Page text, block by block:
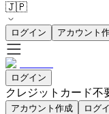
🇯🇵
ログイン アカウント
ログイン
クレジットカード不
アカウント作成 ログ